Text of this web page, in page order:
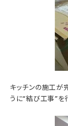
キッチンの施工が
うに“結び工事”を